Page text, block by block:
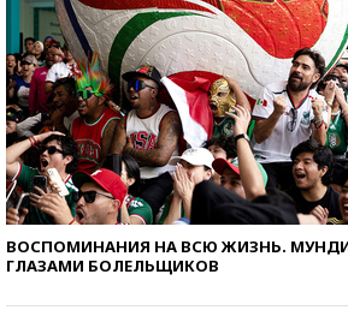
ВОСПОМИНАНИЯ НА ВСЮ ЖИЗНЬ.
ГЛАЗАМИ БОЛЕЛЬЩИКОВ